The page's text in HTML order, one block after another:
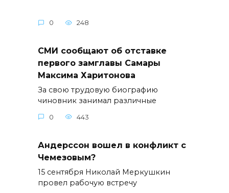
0 248
СМИ сообщают об отставке
первого замглавы Самары
Максима Харитонова
За свою трудовую биографию
чиновник занимал различные
0 443
Андерссон вошел в конфликт с
Чемезовым?
15 сентября Николай Меркушкин
провел рабочую встречу